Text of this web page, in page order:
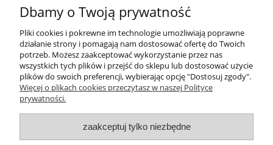
Opinie o produkcie (0)
Pomoc
Płatności i dostawa
Dbamy o Twoją prywatność
Pliki cookies i pokrewne im technologie umożliwiają poprawne
działanie strony i pomagają nam dostosować ofertę do Twoich
potrzeb. Możesz zaakceptować wykorzystanie przez nas
wszystkich tych plików i przejść do sklepu lub dostosować użycie
plików do swoich preferencji, wybierając opcję "Dostosuj zgody".
Więcej o plikach cookies przeczytasz w naszej Polityce
prywatności.
zaakceptuj tylko niezbędne